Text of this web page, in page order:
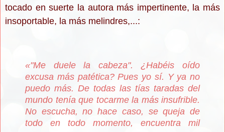
tocado en suerte la autora más impertinente, la más
insoportable, la más melindres,...:
«"Me duele la cabeza". ¿Habéis oído
excusa más patética? Pues yo sí. Y ya no
puedo más. De todas las tías taradas del
mundo tenía que tocarme la más insufrible.
No escucha, no hace caso, se queja de
todo en todo momento, encuentra mil